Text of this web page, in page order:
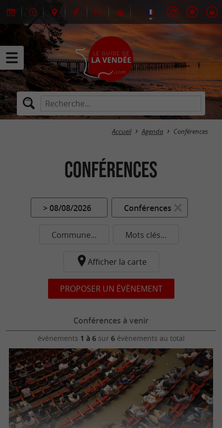
Accueil Agenda Conférences
Conférences
> 08/08/2026 Conférences
Commune... Mots clés...
Afficher la carte
PROPOSER UN ÉVÈNEMENT
Conférences à venir
évènements 1 à 6sur 6évènements au total